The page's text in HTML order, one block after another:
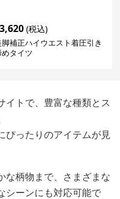
(税込)
補正ハイウエスト着圧引き
タイツ
イトで、豊富な種類とス
ぴったりのアイテムが見
な柄物まで、さまざまな
シーンにも対応可能で